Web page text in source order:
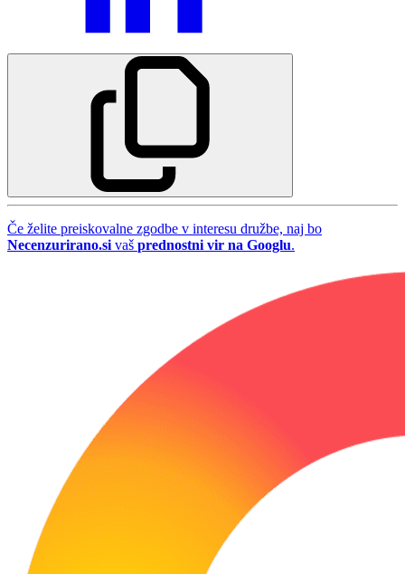
Če želite preiskovalne zgodbe v interesu družbe, naj bo
Necenzurirano.si vaš prednostni vir na Googlu.